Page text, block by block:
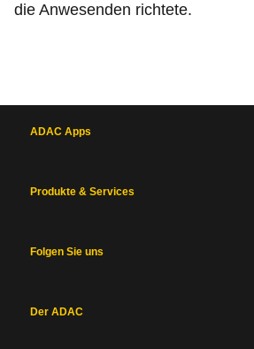
die Anwesenden richtete.
ADAC Apps
Produkte & Services
Folgen Sie uns
Der ADAC